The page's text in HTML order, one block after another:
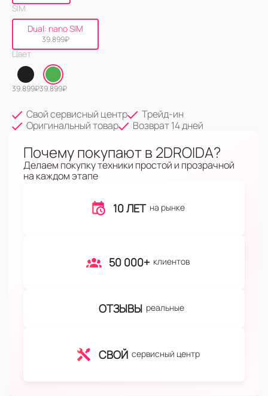
SIM
Dual: nano SIM
39.899₽
Цвет
39.899₽39.899₽
Свой сервисный центр
Трейд-ин
Оригинальный товар
Возврат 14 дней
Почему покупают в 2DROIDA?
Делаем покупку техники простой и прозрачной
на каждом этапе
10 ЛЕТ на рынке
50 000+ клиентов
ОТЗЫВЫ реальные
СВОЙ сервисный центр